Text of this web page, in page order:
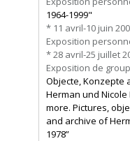
1964-1999"
* 11 avril-10 juin
Exposition
* 28 avril-25 juillet
Exposition de
Objecte, Konzepte
Herman und Nicole
more. Pictures,
and archive of
1978”